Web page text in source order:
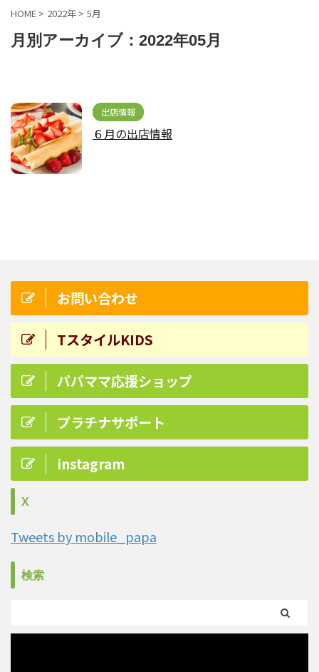
HOME > 2022年 > 5月
月別アーカイブ：2022年05月
出店情報
６月の出店情報
お問い合わせ
TスタイルKIDS
パパママ応援ショップ
プラチナサポート
instagram
X
Tweets by mobile_papa
検索